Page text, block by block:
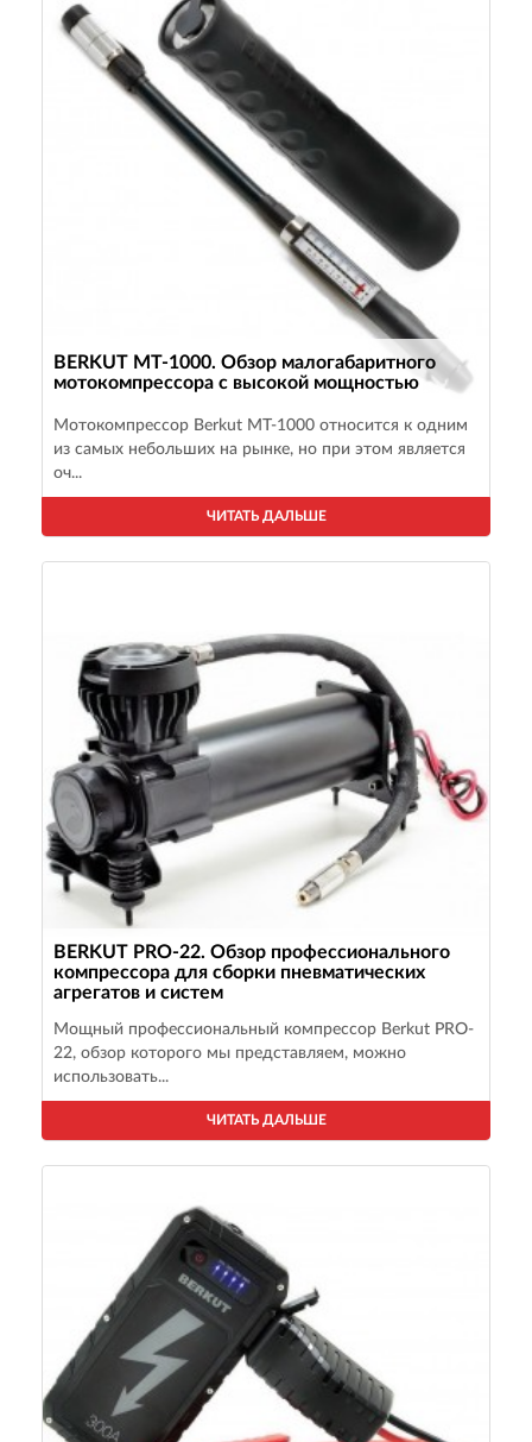
BERKUT MT-1000. Обзор малогабаритного
мотокомпрессора с высокой мощностью
Мотокомпрессор Berkut MT-1000 относится к одним
из самых небольших на рынке, но при этом является
оч...
ЧИТАТЬ ДАЛЬШЕ
BERKUT PRO-22. Обзор профессионального
компрессора для сборки пневматических
агрегатов и систем
Мощный профессиональный компрессор Berkut PRO-
22, обзор которого мы представляем, можно
использовать...
ЧИТАТЬ ДАЛЬШЕ